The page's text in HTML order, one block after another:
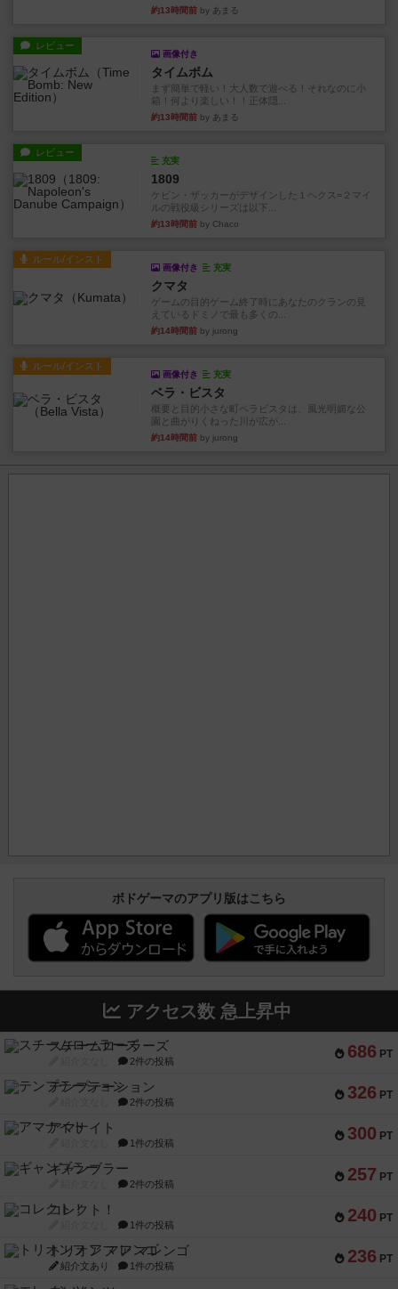
約13時間前 by あまる
レビュー
画像付き
タイムボム
まず簡単で軽い！大人数で遊べる！それなのに小
箱！何より楽しい！！正体隠...
約13時間前 by あまる
レビュー
充実
1809
ケビン・ザッカーがデザインした１ヘクス=２マイ
ルの戦役級シリーズは以下...
約13時間前 by Chaco
ルール/インスト
画像付き 充実
クマタ
ゲームの目的ゲーム終了時にあなたのクランの見
えているドミノで最も多くの...
約14時間前 by jurong
ルール/インスト
画像付き 充実
ベラ・ビスタ
概要と目的小さな町ベラビスタは、風光明媚な公
園と曲がりくねった川が広が...
約14時間前 by jurong
ボドゲーマのアプリ版はこちら
アクセス数 急上昇中
686 PT
スチームローラーズ
2件の投稿
326 PT
テンプテーション
2件の投稿
300 PT
アマナイト
1件の投稿
257 PT
ギャンブラー
2件の投稿
240 PT
コレクト！
1件の投稿
236 PT
トリオンフ ア マレンゴ
紹介文あり 1件の投稿